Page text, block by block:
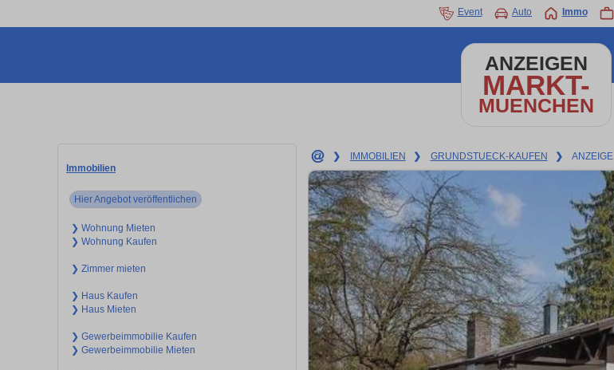
Event Auto Immo
ANZEIGEN
MARKT-
MUENCHEN
Immobilien
Hier Angebot veröffentlichen
❯ Wohnung Mieten
❯ Wohnung Kaufen
❯ Zimmer mieten
❯ Haus Kaufen
❯ Haus Mieten
❯ Gewerbeimmobilie Kaufen
❯ Gewerbeimmobilie Mieten
❯ IMMOBILIEN ❯ GRUNDSTUECK-KAUFEN ❯ ANZEIGE